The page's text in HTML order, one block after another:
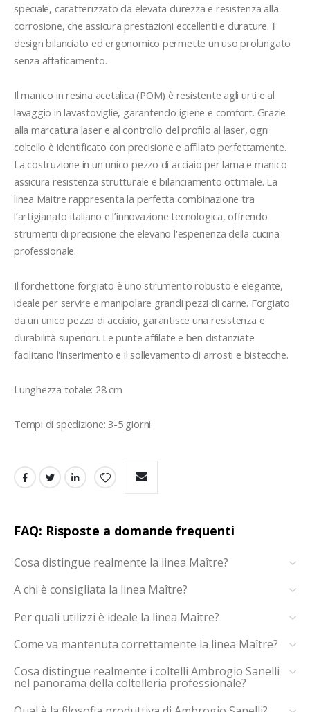
speciale, caratterizzato da elevata durezza e resistenza alla
corrosione, che assicura prestazioni eccellenti e durature. Il
design bilanciato ed ergonomico permette un uso prolungato
senza affaticamento.
Il manico in resina acetalica (POM) è resistente agli urti e al
lavaggio in lavastoviglie, garantendo igiene e comfort. Grazie
alla marcatura laser e al controllo del profilo al laser, ogni
coltello è identificato con precisione e affilato perfettamente.
La costruzione in un unico pezzo di acciaio per lama e manico
assicura resistenza strutturale e bilanciamento ottimale. La
linea Maitre rappresenta la perfetta combinazione tra
l’artigianato italiano e l’innovazione tecnologica, offrendo
strumenti di precisione che elevano l'esperienza della cucina
professionale.
Il forchettone forgiato è uno strumento robusto e elegante,
ideale per servire e manipolare grandi pezzi di carne. Forgiato
da un unico pezzo di acciaio, garantisce una resistenza e
durabilità superiori. Le punte affilate e ben distanziate
facilitano l'inserimento e il sollevamento di arrosti e bistecche.
Lunghezza totale: 28 cm
Tempi di spedizione: 3-5 giorni
FAQ: Risposte a domande frequenti
Cosa distingue realmente la linea Maître?
A chi è consigliata la linea Maître?
Per quali utilizzi è ideale la linea Maître?
Come va mantenuta correttamente la linea Maître?
Cosa distingue realmente i coltelli Ambrogio Sanelli
nel panorama della coltelleria professionale?